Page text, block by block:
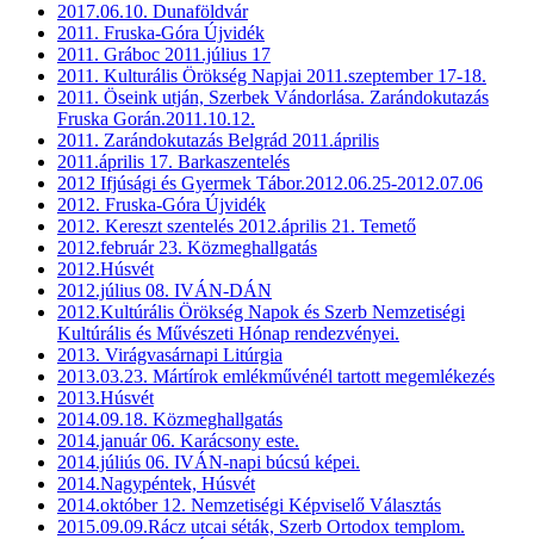
2017.06.10. Dunaföldvár
2011. Fruska-Góra Újvidék
2011. Gráboc 2011.július 17
2011. Kulturális Örökség Napjai 2011.szeptember 17-18.
2011. Öseink utján, Szerbek Vándorlása. Zarándokutazás
Fruska Gorán.2011.10.12.
2011. Zarándokutazás Belgrád 2011.április
2011.április 17. Barkaszentelés
2012 Ifjúsági és Gyermek Tábor.2012.06.25-2012.07.06
2012. Fruska-Góra Újvidék
2012. Kereszt szentelés 2012.április 21. Temető
2012.február 23. Közmeghallgatás
2012.Húsvét
2012.július 08. IVÁN-DÁN
2012.Kultúrális Örökség Napok és Szerb Nemzetiségi
Kultúrális és Művészeti Hónap rendezvényei.
2013. Virágvasárnapi Litúrgia
2013.03.23. Mártírok emlékművénél tartott megemlékezés
2013.Húsvét
2014.09.18. Közmeghallgatás
2014.január 06. Karácsony este.
2014.júliús 06. IVÁN-napi búcsú képei.
2014.Nagypéntek, Húsvét
2014.október 12. Nemzetiségi Képviselő Választás
2015.09.09.Rácz utcai séták, Szerb Ortodox templom.